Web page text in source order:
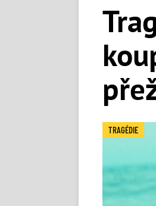
TRAGÉDIE